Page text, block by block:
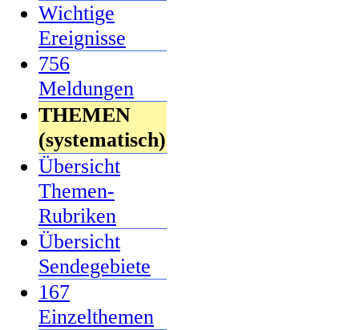
Wichtige
Ereignisse
756
Meldungen
THEMEN
(systematisch)
Übersicht
Themen-
Rubriken
Übersicht
Sendegebiete
167
Einzelthemen